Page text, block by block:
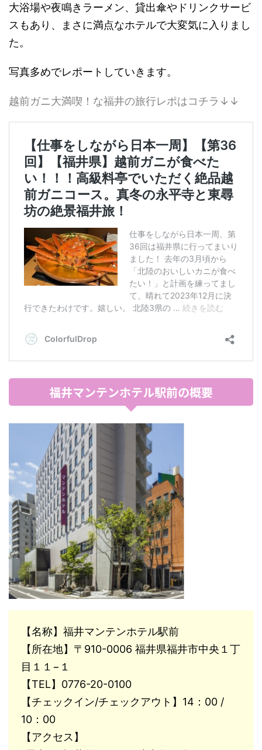
大浴場や夜鳴きラーメン、貸出傘やドリンクサービ
スもあり、まさに満点なホテルで大変気に入りまし
た。
写真多めでレポートしていきます。
越前ガニ大満喫！な福井の旅行レポはコチラ↓↓
福井マンテンホテル駅前の概要
【名称】福井マンテンホテル駅前
【所在地】〒910-0006 福井県福井市中央１丁
目１１−１
【TEL】0776-20-0100
【チェックイン/チェックアウト】14：00 /
10：00
【アクセス】